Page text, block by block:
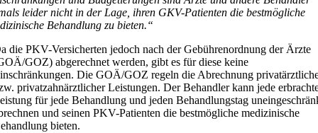
leider nicht in der Lage, ihren GKV-Patienten die bestmögliche
Behandlung zu bieten.“
die PKV-Versicherten jedoch nach der Gebührenordnung der Ärzte
GOZ) abgerechnet werden, gibt es für diese keine
Die GOÄ/GOZ regeln die Abrechnung
privatzahnärztlicher Leistungen. Der Behandler kann jede
für jede Behandlung und jeden Behandlungstag
und seinen PKV-Patienten die bestmögliche medizinische
bieten.